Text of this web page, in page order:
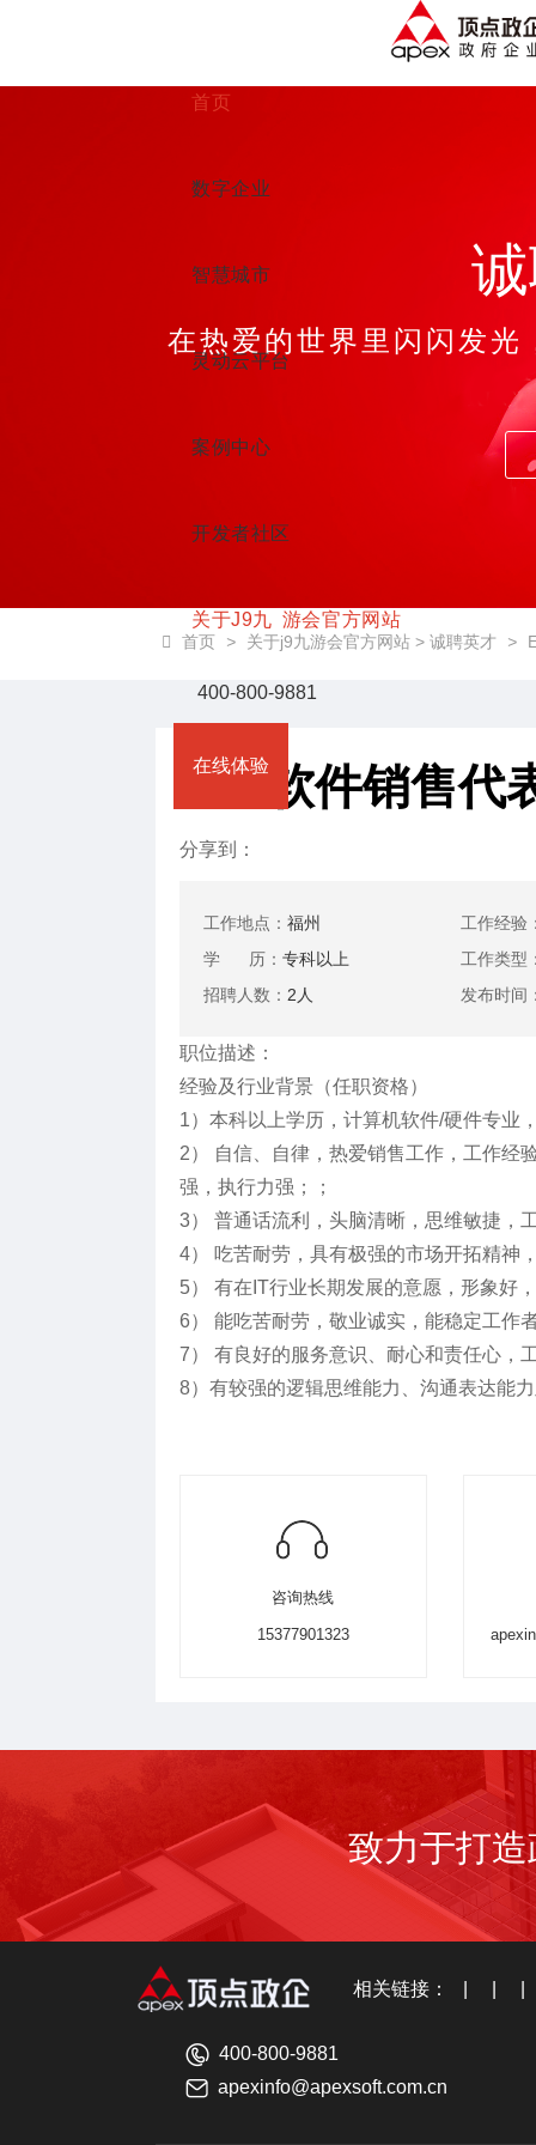
首页
数字企业
智慧城市
灵动云平台
案例中心
开发者社区
关于J9九游会官方网站
400-800-9881
在线体验
在热爱的世界里闪闪发
首页 > 关于j9九游会官方网站 > 诚聘英才 >
ERP软件销售代
分享到：
工作地点： 福州
工作经验
学 历： 专科以上
工作类型
招聘人数： 2人 发布时间
职位描述：
经验及行业背景（任职资格）
1）本科以上学历，计算机软件/硬件专业
2） 自信、自律，热爱销售工作，工作经验
强，执行力强；；
3） 普通话流利，头脑清晰，思维敏捷，
4） 吃苦耐劳，具有极强的市场开拓精神
5） 有在IT行业长期发展的意愿，形象好
6） 能吃苦耐劳，敬业诚实，能稳定工作
7） 有良好的服务意识、耐心和责任心，
8）有较强的逻辑思维能力、沟通表达能
咨询热线
15377901323
致力于打造
相关链接： | |
400-800-9881
apexinfo@apexsoft.com.cn